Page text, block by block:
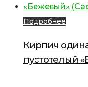
Подробнее
Кирпич
пустотелый